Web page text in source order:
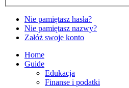
Nie pamiętasz hasła?
Nie pamiętasz nazwy?
Załóż swoje konto
Home
Guide
Edukacja
Finanse i podatki